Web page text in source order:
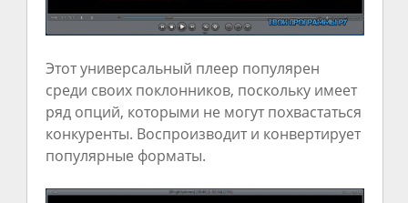
Этот универсальный плеер популярен
среди своих поклонников, поскольку имеет
ряд опций, которыми не могут похвастаться
конкуренты. Воспроизводит и конвертирует
популярные форматы.